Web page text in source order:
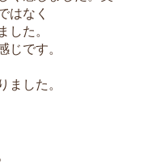
はなく
た。
です。
した。